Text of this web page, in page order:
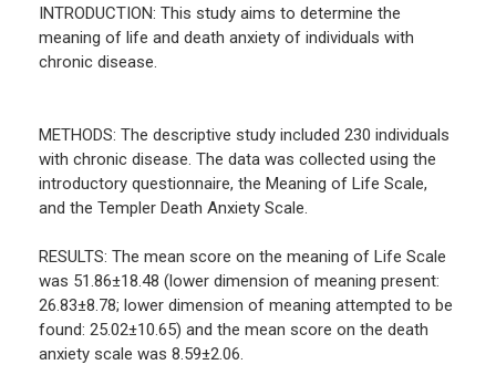
INTRODUCTION: This study aims to determine the
meaning of life and death anxiety of individuals with
chronic disease.
METHODS: The descriptive study included 230 individuals
with chronic disease. The data was collected using the
introductory questionnaire, the Meaning of Life Scale,
and the Templer Death Anxiety Scale.
RESULTS: The mean score on the meaning of Life Scale
was 51.86±18.48 (lower dimension of meaning present:
26.83±8.78; lower dimension of meaning attempted to be
found: 25.02±10.65) and the mean score on the death
anxiety scale was 8.59±2.06.